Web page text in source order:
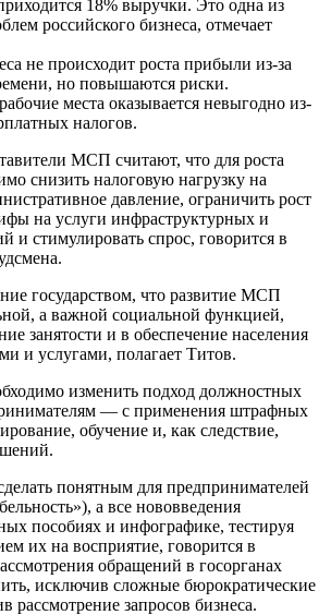
18% выручки. Это одна из
российского бизнеса, отмечает
не происходит роста прибыли из-за
но повышаются риски.
места оказывается невыгодно из-
налогов.
МСП считают, что для роста
снизить налоговую нагрузку на
давление, ограничить рост
на услуги инфраструктурных и
и стимулировать спрос, говорится в
государством, что развитие МСП
а важной социальной функцией,
занятости и в обеспечение населения
и услугами, полагает Титов.
изменить подход должностных
— с применения штрафных
обучение и, как следствие,
понятным для предпринимателей
а все нововведения
пособиях и инфографике, тестируя
их на восприятие, говорится в
обращений в госорганах
исключив сложные бюрократические
рассмотрение запросов бизнеса.